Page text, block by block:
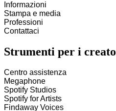
Informazioni
Stampa e media
Professioni
Contattaci
Strumenti per i
Centro assistenza
Megaphone
Spotify Studios
Spotify for Artists
Findaway Voices